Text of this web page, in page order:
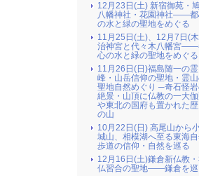
12月23日(土) 新宿御苑・
八幡神社・花園神社――
の水と緑の聖地をめぐる
11月25日(土)、12月7日(
治神宮と代々木八幡宮
心の水と緑の聖地をめぐる
11月26日(日)福島随一の霊
峰・山岳信仰の聖地・霊
聖地自然めぐり ─奇石怪
絶景・山頂に仏教の一大
や東北の国府も置かれた歴
の山
10月22日(日) 高尾山から
城山、相模湖へ至る東海
歩道の信仰・自然を巡る
12月16日(土)鎌倉新仏教
仏習合の聖地――鎌倉を巡